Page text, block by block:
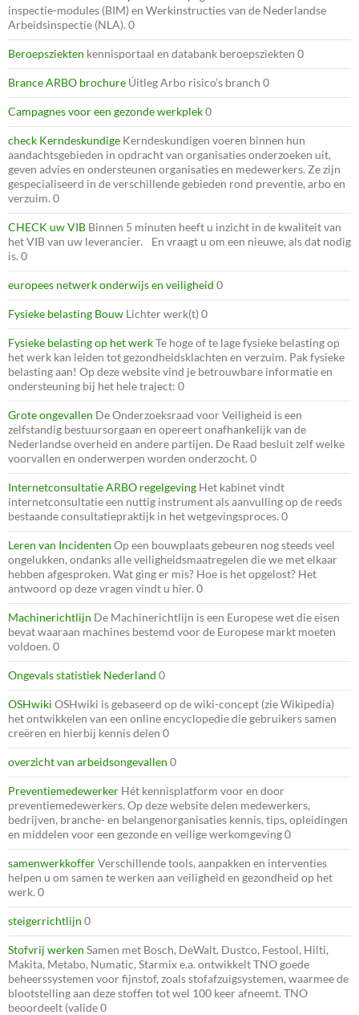
inspectie-modules (BIM) en Werkinstructies van de Nederlandse
Arbeidsinspectie (NLA). 0
Beroepsziekten kennisportaal en databank beroepsziekten 0
Brance ARBO brochure Úitleg Arbo risico’s branch 0
Campagnes voor een gezonde werkplek0
check Kerndeskundige Kerndeskundigen voeren binnen hun
aandachtsgebieden in opdracht van organisaties onderzoeken uit,
geven advies en ondersteunen organisaties en medewerkers. Ze zijn
gespecialiseerd in de verschillende gebieden rond preventie, arbo en
verzuim. 0
CHECK uw VIB Binnen 5 minuten heeft u inzicht in de kwaliteit van
het VIB van uw leverancier. En vraagt u om een nieuwe, als dat nodig
is. 0
europees netwerk onderwijs en veiligheid 0
Fysieke belasting Bouw Lichter werk(t) 0
Fysieke belasting op het werkTe hoge of te lage fysieke belasting op
het werk kan leiden tot gezondheidsklachten en verzuim. Pak fysieke
belasting aan! Op deze website vind je betrouwbare informatie en
ondersteuning bij het hele traject: 0
Grote ongevallen De Onderzoeksraad voor Veiligheid is een
zelfstandig bestuursorgaan en opereert onafhankelijk van de
Nederlandse overheid en andere partijen. De Raad besluit zelf welke
voorvallen en onderwerpen worden onderzocht. 0
Internetconsultatie ARBO regelgeving Het kabinet vindt
internetconsultatie een nuttig instrument als aanvulling op de reeds
bestaande consultatiepraktijk in het wetgevingsproces. 0
Leren van Incidenten Op een bouwplaats gebeuren nog steeds veel
ongelukken, ondanks alle veiligheidsmaatregelen die we met elkaar
hebben afgesproken. Wat ging er mis? Hoe is het opgelost? Het
antwoord op deze vragen vindt u hier. 0
Machinerichtlijn De Machinerichtlijn is een Europese wet die eisen
bevat waaraan machines bestemd voor de Europese markt moeten
voldoen. 0
Ongevals statistiek Nederland 0
OSHwiki OSHwiki is gebaseerd op de wiki-concept (zie Wikipedia)
het ontwikkelen van een online encyclopedie die gebruikers samen
creëren en hierbij kennis delen 0
overzicht van arbeidsongevallen 0
Preventiemedewerker Hét kennisplatform voor en door
preventiemedewerkers. Op deze website delen medewerkers,
bedrijven, branche- en belangenorganisaties kennis, tips, opleidingen
en middelen voor een gezonde en veilige werkomgeving 0
samenwerkkofferVerschillende tools, aanpakken en interventies
helpen u om samen te werken aan veiligheid en gezondheid op het
werk. 0
steigerrichtlijn 0
Stofvrij werken Samen met Bosch, DeWalt, Dustco, Festool, Hilti,
Makita, Metabo, Numatic, Starmix e.a. ontwikkelt TNO goede
beheerssystemen voor fijnstof, zoals stofafzuigsystemen, waarmee de
blootstelling aan deze stoffen tot wel 100 keer afneemt. TNO
beoordeelt (valide 0